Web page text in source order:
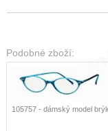
Podobné zboží:
105757 - dámský model